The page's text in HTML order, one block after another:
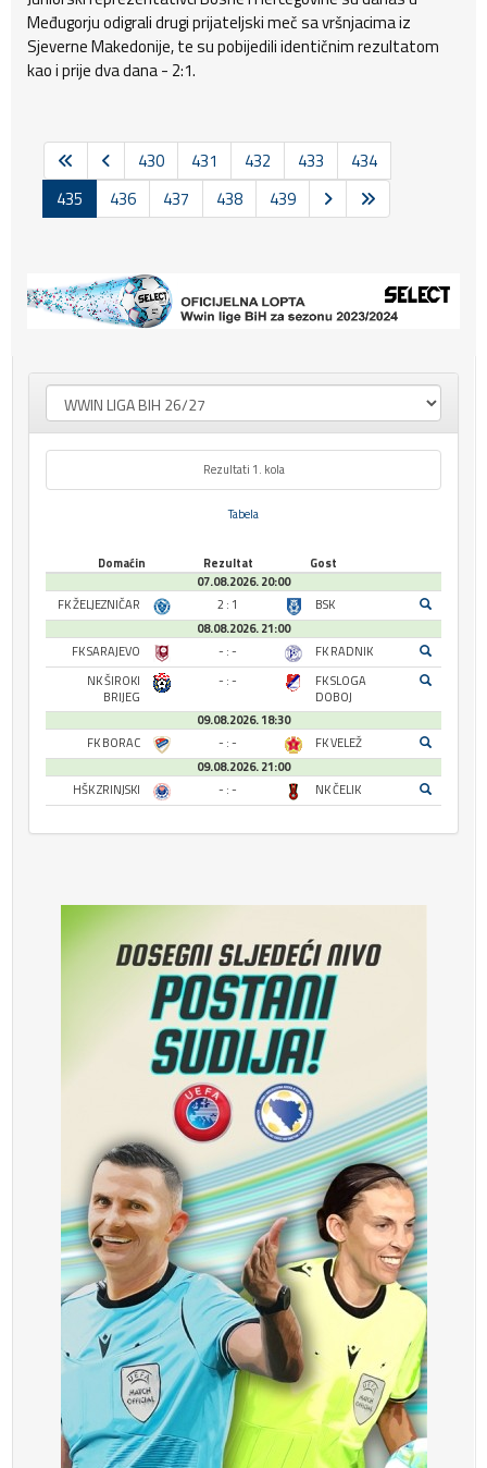
Međugorju odigrali drugi prijateljski meč sa vršnjacima iz
Sjeverne Makedonije, te su pobijedili identičnim rezultatom
kao i prije dva dana - 2:1.
430 431 432 433
434
435
436 437 438 439
Rezultati 1. kola
Tabela
Domaćin Rezultat
Gost
07.08.2026. 20:00
FK ŽELJEZNIČAR
2 : 1
BSK
08.08.2026. 21:00
FK SARAJEVO
- : -
FK RADNIK
NK ŠIROKI
BRIJEG
- : -
FK SLOGA
DOBOJ
09.08.2026. 18:30
FK BORAC
- : -
FK VELEŽ
09.08.2026. 21:00
HŠK ZRINJSKI
- : - NK ČELIK